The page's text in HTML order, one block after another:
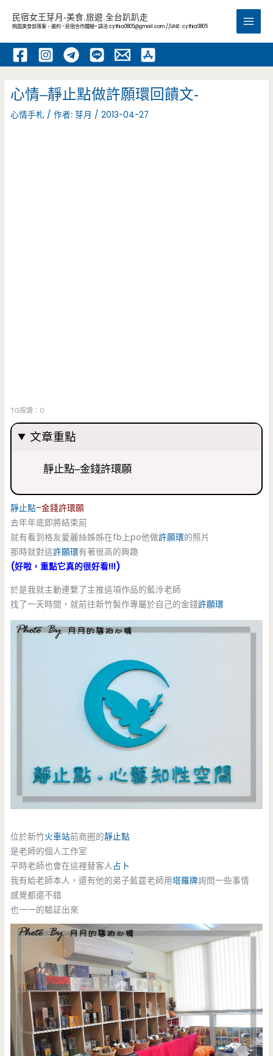
內
民宿女王芽月-美食.旅遊.全台趴趴走
桃園美食部落客，邀約 -民宿合作體驗~ 請洽cythia0805@gmail.com //LINE: cythia0805
Main
心情–靜止點做許願環回饋文-
心情手札 / 作者:芽月 /2013-04-27
TG按讚：0
文章重點
靜止點–金錢許環願
靜止點–金錢許環願
去年年底即將結束前
就有看到格友愛麗絲姊姊在fb上po他做許願環的照片
那時就對這許願環有著很高的興趣
(好啦，重點它真的很好看!!!)
於是我就主動連繫了主推這項作品的藍泠老師
找了一天時間，就前往新竹製作專屬於自己的金錢許願環
位於新竹火車站前商圈的靜止點
是老師的個人工作室
平時老師也會在這裡替客人占卜
我有給老師本人，還有他的弟子藍霆老師用塔羅牌詢問一些事情
感覺都還不錯
也一一的驗証出來